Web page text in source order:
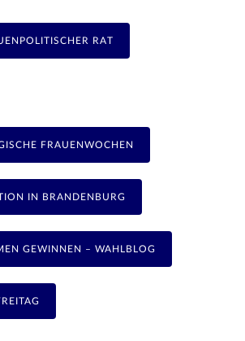
RAT
FRAUENWOCHEN
IN BRANDENBURG
GEWINNEN – WAHLBLOG